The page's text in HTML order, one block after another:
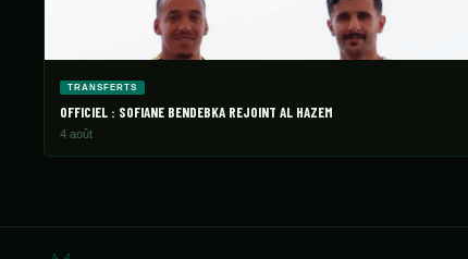
TRANSFERTS
OFFICIEL : SOFIANE BENDEBKA REJOINT AL HAZEM
4 août